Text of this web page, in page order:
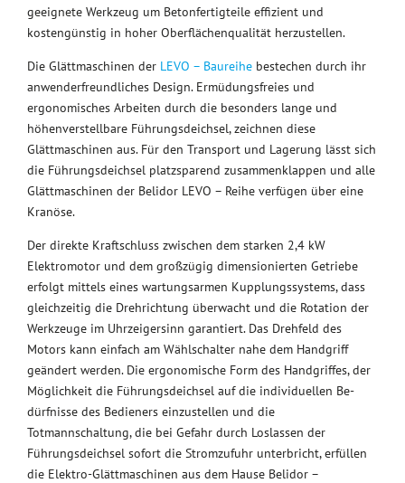
geeignete Werkzeug um Betonfertigteile effizient und
kostengünstig in hoher Oberflächenqualität herzustellen.
Die Glättmaschinen der LEVO – Baureihe bestechen durch ihr
anwenderfreundliches Design. Ermüdungsfreies und
ergonomisches Arbeiten durch die besonders lange und
höhenverstellbare Führungsdeichsel, zeichnen diese
Glättmaschinen aus. Für den Transport und Lagerung lässt sich
die Führungsdeichsel platzsparend zusammenklappen und alle
Glättmaschinen der Belidor LEVO – Reihe verfügen über eine
Kranöse.
Der direkte Kraftschluss zwischen dem starken 2,4 kW
Elektromotor und dem großzügig dimensionierten Getriebe
erfolgt mittels eines wartungsarmen Kupplungssystems, dass
gleichzeitig die Drehrichtung überwacht und die Rotation der
Werkzeuge im Uhrzeigersinn garantiert. Das Drehfeld des
Motors kann einfach am Wählschalter nahe dem Handgriff
geändert werden. Die ergonomische Form des Handgriffes, der
Möglichkeit die Führungsdeichsel auf die individuellen Be-
dürfnisse des Bedieners einzustellen und die
Totmannschaltung, die bei Gefahr durch Loslassen der
Führungsdeichsel sofort die Stromzufuhr unterbricht, erfüllen
die Elektro-Glättmaschinen aus dem Hause Belidor –